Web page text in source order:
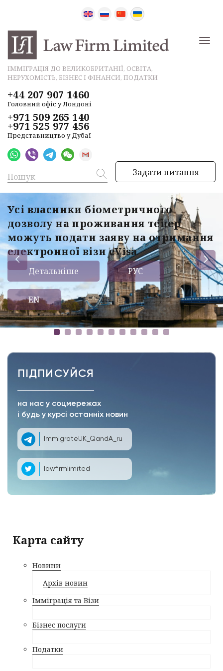
ІММІГРАЦІЯ ДО ВЕЛИКОБРИТАНІЇ, ОСВІТА,
НЕРУХОМІСТЬ, БІЗНЕС І ФІНАНСИ, ПОДАТКИ
+44 207 907 1460
Головний офіс у Лондоні
+971 509 265 140
+971 525 977 456
Представництво у Дубаї
Задати питання
Усі власники біометричного
дозволу на проживання тепер
можуть подати заяву на отримання
електронної візи eVisa
Детальніше РУС
EN
ПІДПИСУЙСЯ
на нас у соцмережах
і будь у курсі останніх новин
ImmigrateUK_QandA_ru
lawfirmlimited
Карта сайту
Новини
Архів новин
Імміграція та Візи
Бізнес послуги
Податки